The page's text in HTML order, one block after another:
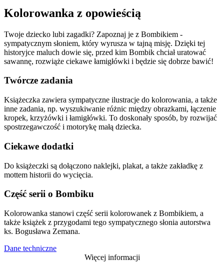
Kolorowanka z opowieścią
Twoje dziecko lubi zagadki? Zapoznaj je z Bombikiem -
sympatycznym słoniem, który wyrusza w tajną misję. Dzięki tej
historyjce maluch dowie się, przed kim Bombik chciał uratować
sawannę, rozwiąże ciekawe łamigłówki i będzie się dobrze bawić!
Twórcze zadania
Książeczka zawiera sympatyczne ilustracje do kolorowania, a także
inne zadania, np. wyszukiwanie różnic między obrazkami, łączenie
kropek, krzyżówki i łamigłówki. To doskonały sposób, by rozwijać
spostrzegawczość i motorykę małą dziecka.
Ciekawe dodatki
Do książeczki są dołączono naklejki, plakat, a także zakładkę z
mottem historii do wycięcia.
Część serii o Bombiku
Kolorowanka stanowi część serii kolorowanek z Bombikiem, a
także książek z przygodami tego sympatycznego słonia autorstwa
ks. Bogusława Zemana.
Dane techniczne
Więcej informacji